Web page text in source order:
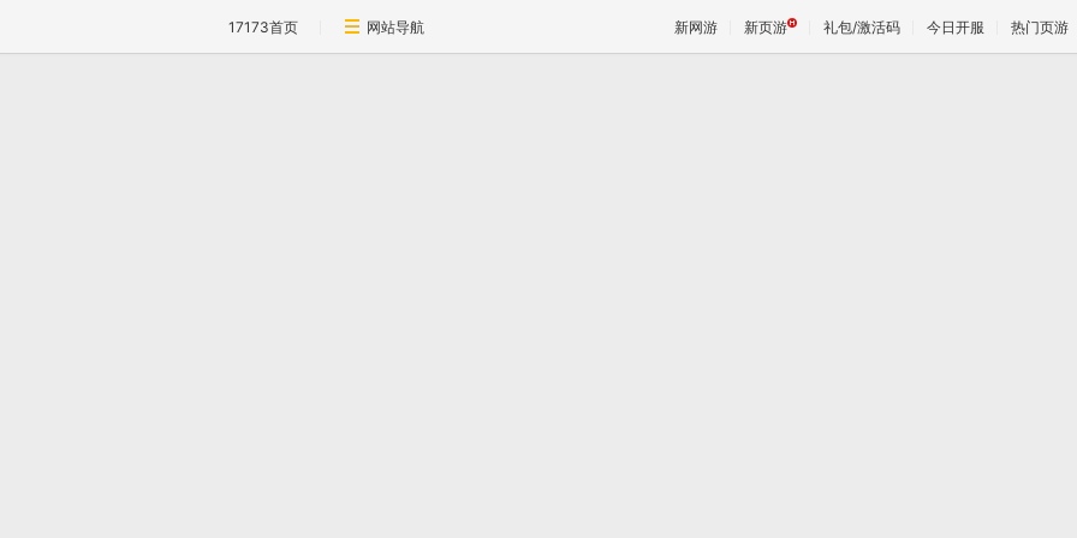
17173首页 网站导航 新网游 新页游 礼包/激活码 今日开服 热门页游